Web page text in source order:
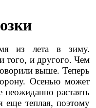
из лета в зиму.
того, и другого. Чем
выше. Теперь
Осенью может
неожиданно растаять
еще теплая, поэтому